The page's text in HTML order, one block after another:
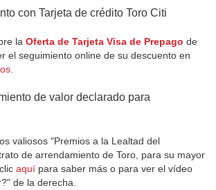
con Tarjeta de crédito Toro Citi
la Oferta de Tarjeta Visa de Prepago de
el seguimiento online de su descuento en
de valor declarado para
valiosos "Premios a la Lealtad del
de arrendamiento de Toro, para su mayor
aquí para saber más o para ver el vídeo
de la derecha.